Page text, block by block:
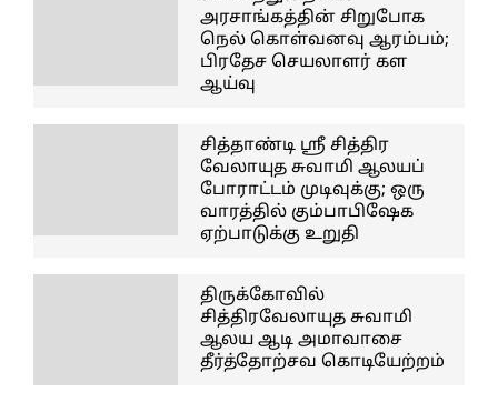
அரசாங்கத்தின் சிறுபோக
நெல் கொள்வனவு ஆரம்பம்;
பிரதேச செயலாளர் கள
ஆய்வு
சித்தாண்டி ஸ்ரீ சித்திர
வேலாயுத சுவாமி ஆலயப்
போராட்டம் முடிவுக்கு; ஒரு
வாரத்தில் கும்பாபிஷேக
ஏற்பாடுக்கு உறுதி
திருக்கோவில்
சித்திரவேலாயுத சுவாமி
ஆலய ஆடி அமாவாசை
தீர்த்தோற்சவ கொடியேற்றம்